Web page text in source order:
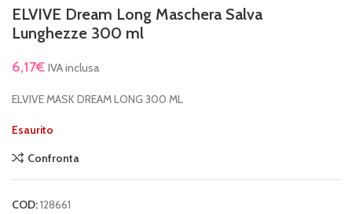
ELVIVE Dream Long Maschera Salva
Lunghezze 300 ml
6,17€ IVA inclusa
ELVIVE MASK DREAM LONG 300 ML
Esaurito
Confronta
COD:128661